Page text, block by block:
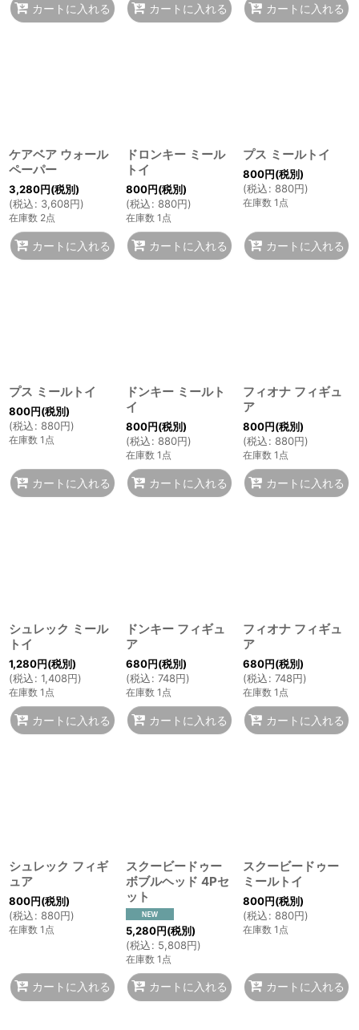
カートに入れる カートに入れる カートに入れる
ケアベア ウォール
ペーパー
3,280円(税別)
(税込: 3,608円)
在庫数 2点
カートに入れる
ドロンキー ミール
トイ
800円(税別)
(税込: 880円)
在庫数 1点
カートに入れる
プス ミールトイ
800円(税別)
(税込: 880円)
在庫数 1点
カートに入れる
プス ミールトイ
800円(税別)
(税込: 880円)
在庫数 1点
カートに入れる
ドンキー ミールト
イ
800円(税別)
(税込: 880円)
在庫数 1点
カートに入れる
フィオナ フィギュ
ア
800円(税別)
(税込: 880円)
在庫数 1点
カートに入れる
シュレック ミール
トイ
1,280円(税別)
(税込: 1,408円)
在庫数 1点
カートに入れる
ドンキー フィギュ
ア
680円(税別)
(税込: 748円)
在庫数 1点
カートに入れる
フィオナ フィギュ
ア
680円(税別)
(税込: 748円)
在庫数 1点
カートに入れる
シュレック フィギ
ュア
800円(税別)
(税込: 880円)
在庫数 1点
カートに入れる
スクービードゥー
ボブルヘッド 4Pセ
ット
5,280円(税別)
(税込: 5,808円)
在庫数 1点
カートに入れる
スクービードゥー
ミールトイ
800円(税別)
(税込: 880円)
在庫数 1点
カートに入れる